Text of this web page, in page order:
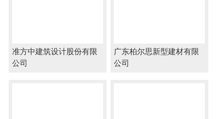
准方中建筑设计股份有限
公司
广东柏尔思新型建材有限
公司